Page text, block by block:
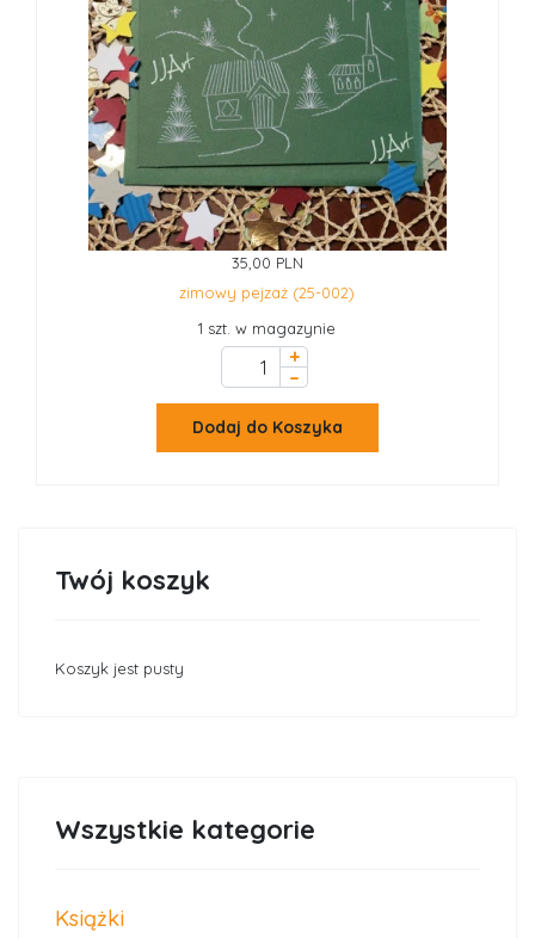
35,00 PLN
zimowy pejzaż (25-002)
1 szt. w magazynie
+
–
Dodaj do Koszyka
Twój koszyk
Koszyk jest pusty
Wszystkie kategorie
Książki